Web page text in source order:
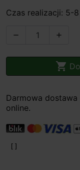
Czas realizacji: 5-
 

Darmowa dostawa
online.